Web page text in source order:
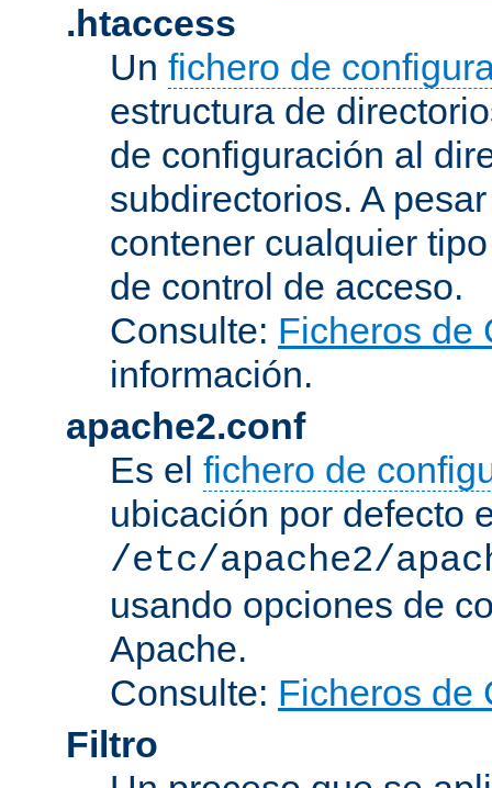
.htaccess
Un fichero de
estructura de
de configuración al
subdirectorios. A
contener cualquier
de control de acceso.
Consulte: Ficheros de
información.
apache2.conf
Es el fichero de
ubicación por defecto
/etc/apache2/
usando opciones de
Apache.
Consulte: Ficheros de
Filtro